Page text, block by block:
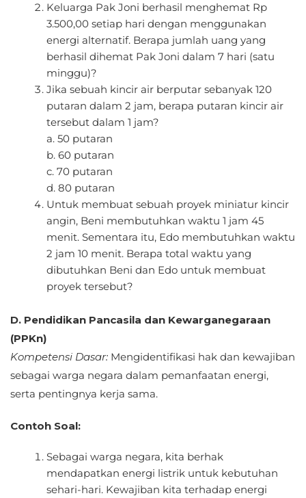
Keluarga Pak Joni berhasil menghemat Rp
3.500,00 setiap hari dengan menggunakan
energi alternatif. Berapa jumlah uang yang
berhasil dihemat Pak Joni dalam 7 hari (satu
minggu)?
Jika sebuah kincir air berputar sebanyak 120
putaran dalam 2 jam, berapa putaran kincir air
tersebut dalam 1 jam?
a. 50 putaran
b. 60 putaran
c. 70 putaran
d. 80 putaran
Untuk membuat sebuah proyek miniatur kincir
angin, Beni membutuhkan waktu 1 jam 45
menit. Sementara itu, Edo membutuhkan waktu
2 jam 10 menit. Berapa total waktu yang
dibutuhkan Beni dan Edo untuk membuat
proyek tersebut?
D. Pendidikan Pancasila dan Kewarganegaraan
(PPKn)
Kompetensi Dasar: Mengidentifikasi hak dan kewajiban
sebagai warga negara dalam pemanfaatan energi,
serta pentingnya kerja sama.
Contoh Soal:
Sebagai warga negara, kita berhak
mendapatkan energi listrik untuk kebutuhan
sehari-hari. Kewajiban kita terhadap energi